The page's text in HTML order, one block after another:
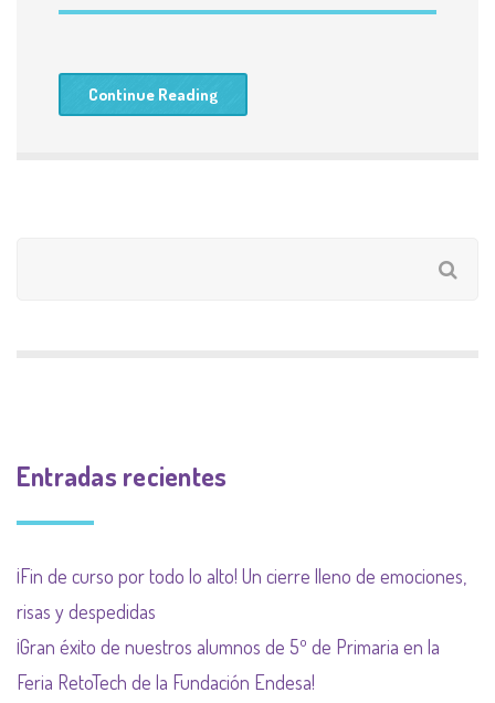
Continue Reading
Entradas recientes
¡Fin de curso por todo lo alto! Un cierre lleno de emociones,
risas y despedidas
¡Gran éxito de nuestros alumnos de 5º de Primaria en la
Feria RetoTech de la Fundación Endesa!